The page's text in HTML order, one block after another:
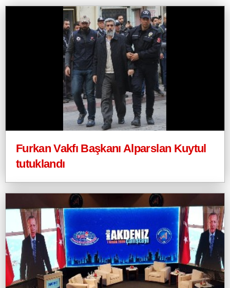
Furkan Vakfı Başkanı Alparslan Kuytul
tutuklandı